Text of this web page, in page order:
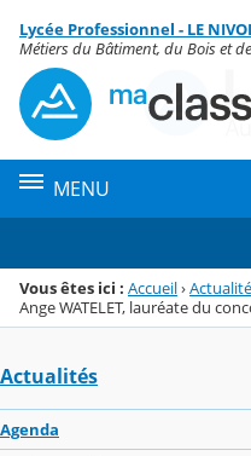
Menu de la rubrique
Contenu
Lycée Professionnel - LE
Métiers du Bâtiment, du Bois et
MENU
Vous êtes ici : Accueil›
Ange WATELET, lauréate du
Actualités
Agenda